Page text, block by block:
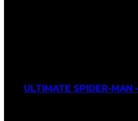
ULTIMATE SPIDER-MAN